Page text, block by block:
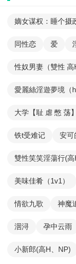
嫡女谋权：睡个摄
同性恋 爱
性奴男妻（雙性 高
愛麗絲淫遊夢境（h
大学【耻 虐 憋 荡】
铁t受难记 安可
雙性笑笑淫蕩行(高
美味佳肴（1v1）
情欲九歌 神魔
洇浔 孕中云雨
小新郎(高H、NP)